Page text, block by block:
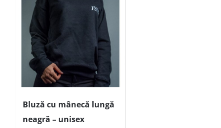
Bluză cu mânecă lungă
neagră – unisex